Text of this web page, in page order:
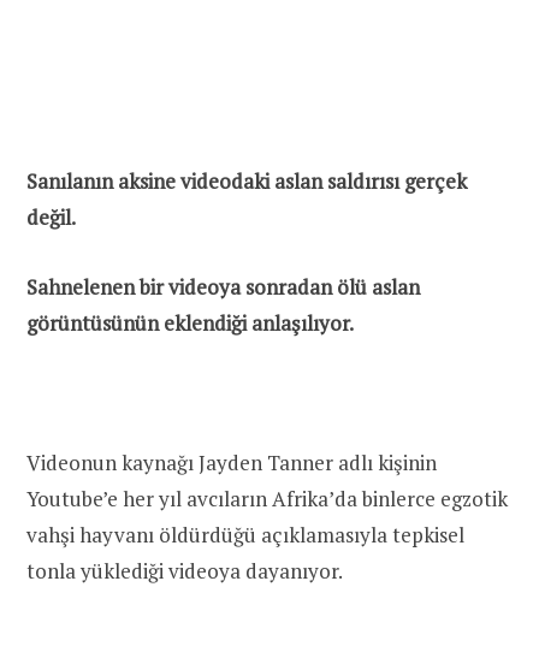
Sanılanın aksine videodaki aslan saldırısı gerçek
değil.
Sahnelenen bir videoya sonradan ölü aslan
görüntüsünün eklendiği anlaşılıyor.
Videonun kaynağı Jayden Tanner adlı kişinin
Youtube’e her yıl avcıların Afrika’da binlerce egzotik
vahşi hayvanı öldürdüğü açıklamasıyla tepkisel
tonla yüklediği videoya dayanıyor.